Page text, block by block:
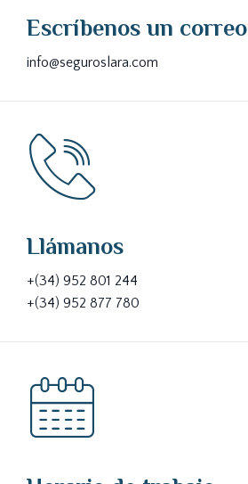
Escríbenos un correo
info@seguroslara.com
Llámanos
+(34) 952 801 244
+(34) 952 877 780